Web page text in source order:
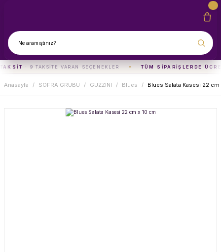
· 9 TAKSITE VARAN SEÇENEKLER TÜM SIPARIŞLERDE
Anasayfa SOFRA GRUBU GUZZINI Blues Blues Salata Kasesi 22 cm